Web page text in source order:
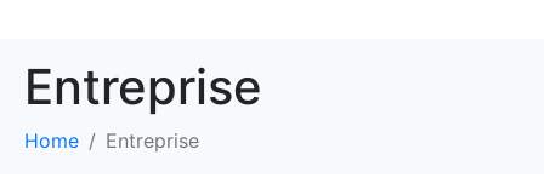
Entreprise
Home Entreprise